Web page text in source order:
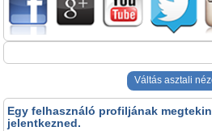
Váltás asztali
Egy felhasználó profiljának
jelentkezned.